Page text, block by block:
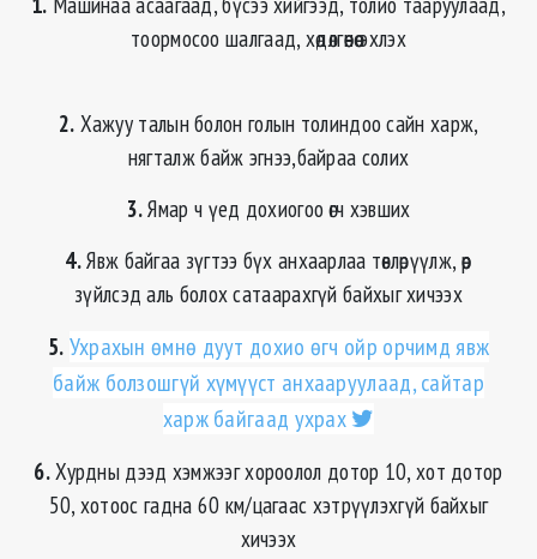
тоормосоо шалгаад, хөдөлгөөнөө эхлэх
2. Хажуу талын болон голын толиндоо сайн харж,
нягталж байж эгнээ,байраа солих
3.Ямар ч үед дохиогоо өгч хэвших
4.Явж байгаа зүгтээ бүх анхаарлаа төвлөрүүлж, өөр
зүйлсэд аль болох сатаарахгүй байхыг хичээх
5. Ухрахын өмнө дуут дохио өгч ойр орчимд явж
байж болзошгүй хүмүүст анхааруулаад, сайтар
харж байгаад ухрах
6.Хурдны дээд хэмжээг хороолол дотор 10, хот дотор
50, хотоос гадна 60 км/цагаас хэтрүүлэхгүй байхыг
хичээх